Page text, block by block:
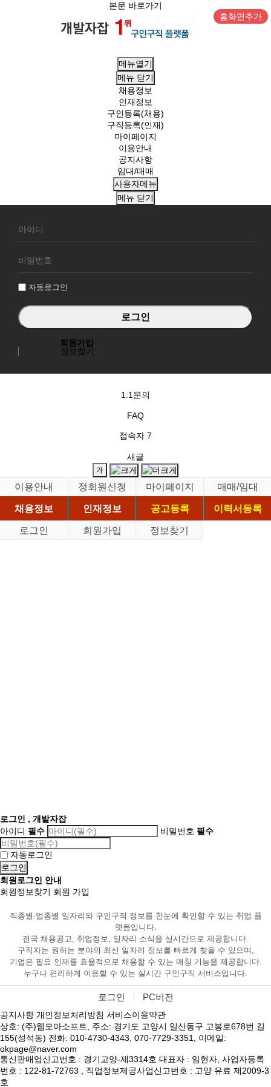
본문 바로가기
홈화면추가
메뉴열기
메뉴 닫기
채용정보
인재정보
구인등록(채용)
구직등록(인재)
마이페이지
이용안내
공지사항
임대/매매
사용자메뉴
메뉴 닫기
원
그
자동로그인
회원가입
정보찾기
1:1문의
FAQ
접속자 7
새글
이용안내 정회원신청 마이페이지
매매/임대
채용정보
인재정보 공고등록
이력서등록
로그인
회원가입 정보찾기
로그인 , 개발자잡
아이디 필수 비밀번호 필수
자동로그인
회원로그인 안내
회원정보찾기 회원 가입
직종별·업종별 일자리와 구인구직 정보를 한눈에 확인할 수 있는 취업 플
랫폼입니다.
전국 채용공고, 취업정보, 일자리 소식을 실시간으로 제공합니다.
구직자는 원하는 분야의 최신 일자리 정보를 빠르게 찾을 수 있으며,
기업은 필요 인재를 효율적으로 채용할 수 있는 매칭 기능을 제공합니다.
누구나 편리하게 이용할 수 있는 실시간 구인구직 서비스입니다.
로그인 PC버전
공지사항 개인정보처리방침 서비스이용약관
상호: (주)웹모아소프트, 주소: 경기도 고양시 일산동구 고봉로678번 길
155(성석동) 전화: 010-4730-4343, 070-7729-3351, 이메일:
okpage@naver.com
통신판매업신고번호 : 경기고양-제3314호 대표자 : 임현자, 사업자등록
번호 : 122-81-72763 , 직업정보제공사업신고번호 : 고양 유료 제2009-3
호